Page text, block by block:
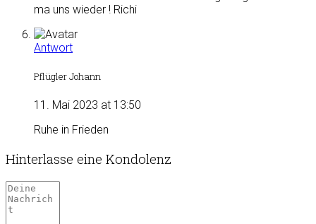
ma uns wieder ! Richi
Antwort
Pflügler Johann
11. Mai 2023 at 13:50
Ruhe in Frieden
Hinterlasse eine Kondolenz